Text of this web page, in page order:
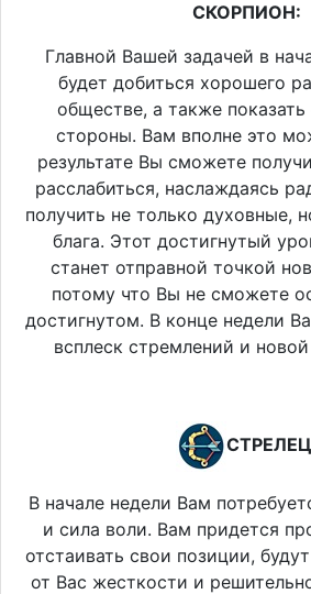
СКОРПИОН:
Главной Вашей задачей в
будет добиться хорошего
обществе, а также
стороны. Вам вполне это
результате Вы сможете
расслабиться, наслаждаясь
получить не только духовные,
блага. Этот достигнутый
станет отправной точкой
потому что Вы не сможете
достигнутом. В конце недели
всплеск стремлений и
В начале недели Вам
и сила воли. Вам придется
отстаивать свои позиции,
от Вас жесткости и